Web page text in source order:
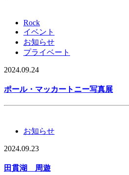
Rock
イベント
お知らせ
プライベート
2024.09.24
ポール・マッカートニー写真展
お知らせ
2024.09.23
田貫湖 周遊